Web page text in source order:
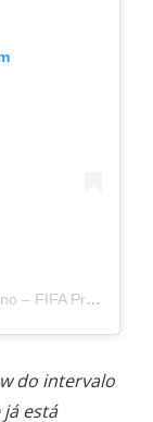
do intervalo
está